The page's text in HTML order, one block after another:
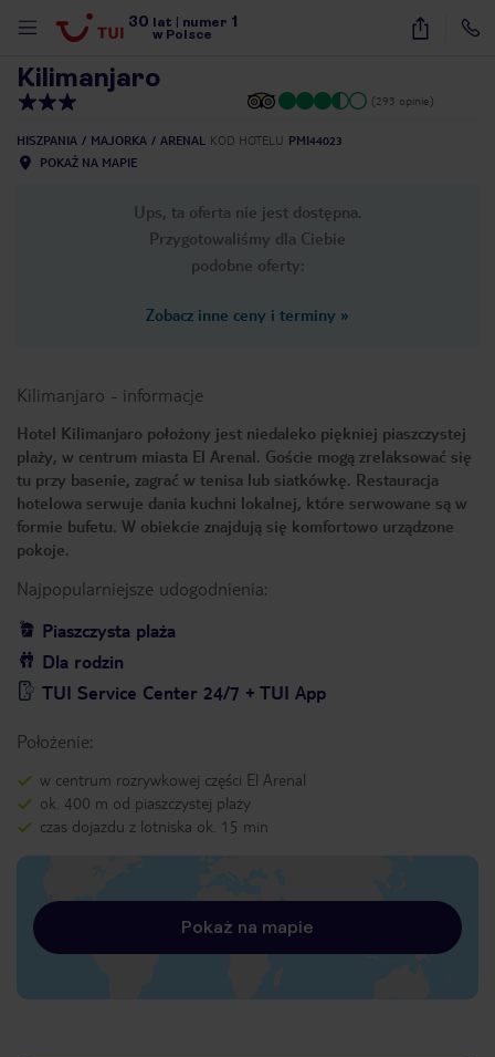
30 lat numer 1
w Polsce
15
Kilimanjaro
(293 opinie)
HISZPANIA MAJORKA ARENAL KOD HOTELU PMI44023
POKAŻ NA MAPIE
Ups, ta oferta nie jest dostępna.
Przygotowaliśmy dla Ciebie
podobne oferty:
Zobacz inne ceny i terminy »
Kilimanjaro - informacje
Hotel Kilimanjaro położony jest niedaleko piękniej piaszczystej
plaży, w centrum miasta El Arenal. Goście mogą zrelaksować się
tu przy basenie, zagrać w tenisa lub siatkówkę. Restauracja
hotelowa serwuje dania kuchni lokalnej, które serwowane są w
formie bufetu. W obiekcie znajdują się komfortowo urządzone
pokoje.
Najpopularniejsze udogodnienia:
Piaszczysta plaża
Dla rodzin
TUI Service Center 24/7 + TUI App
Położenie:
w centrum rozrywkowej części El Arenal
ok. 400 m od piaszczystej plaży
czas dojazdu z lotniska ok. 15 min
Pokaż na mapie